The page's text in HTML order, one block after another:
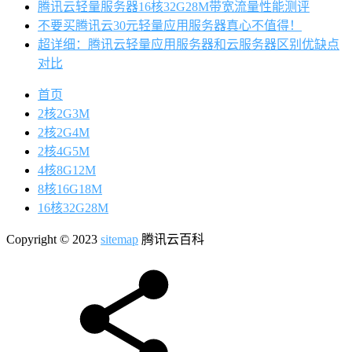
腾讯云轻量服务器16核32G28M带宽流量性能测评
不要买腾讯云30元轻量应用服务器真心不值得！
超详细：腾讯云轻量应用服务器和云服务器区别优缺点
对比
首页
2核2G3M
2核2G4M
2核4G5M
4核8G12M
8核16G18M
16核32G28M
Copyright © 2023 sitemap 腾讯云百科